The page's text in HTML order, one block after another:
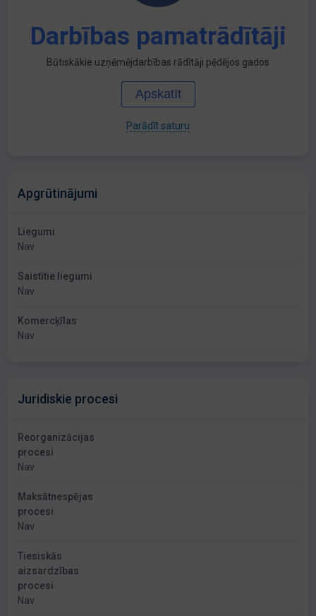
Darbības pamatrādītāji
Būtiskākie uzņēmējdarbības rādītāji pēdējos gados
Apskatīt
Parādīt saturu
Apgrūtinājumi
Liegumi
Nav
Saistītie liegumi
Nav
Komercķīlas
Nav
Juridiskie procesi
Reorganizācijas
procesi
Nav
Maksātnespējas
procesi
Nav
Tiesiskās
aizsardzības
procesi
Nav